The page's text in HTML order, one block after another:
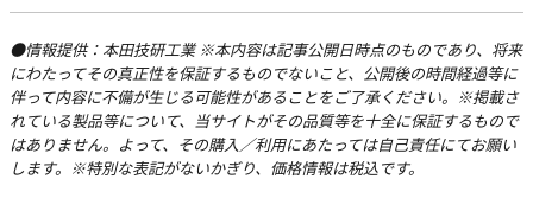
●情報提供：本田技研工業 ※本内容は記事公開日時点のものであり、将来
にわたってその真正性を保証するものでないこと、公開後の時間経過等に
伴って内容に不備が生じる可能性があることをご了承ください。※掲載さ
れている製品等について、当サイトがその品質等を十全に保証するもので
はありません。よって、その購入／利用にあたっては自己責任にてお願い
します。※特別な表記がないかぎり、価格情報は税込です。